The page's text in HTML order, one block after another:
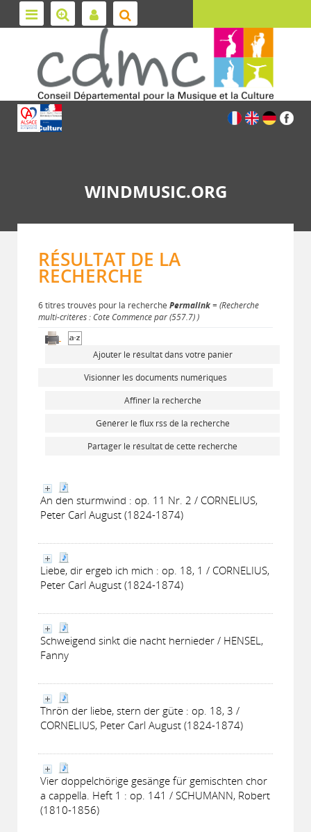
WINDMUSIC.ORG
RÉSULTAT DE LA
RECHERCHE
6 titres trouvés pour la recherche Permalink= (Recherche
multi-critères : Cote Commence par (557.7) )
Ajouter le résultat dans votre panier
Visionner les documents numériques
Affiner la recherche
Générer le flux rss de la recherche
Partager le résultat de cette recherche
An den sturmwind : op. 11 Nr. 2 / CORNELIUS,
Peter Carl August (1824-1874)
Liebe, dir ergeb ich mich : op. 18, 1 / CORNELIUS,
Peter Carl August (1824-1874)
Schweigend sinkt die nacht hernieder / HENSEL,
Fanny
Thrön der liebe, stern der güte : op. 18, 3 /
CORNELIUS, Peter Carl August (1824-1874)
Vier doppelchörige gesänge für gemischten chor
a cappella. Heft 1 : op. 141 / SCHUMANN, Robert
(1810-1856)